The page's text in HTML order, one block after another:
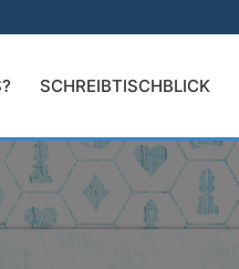
SCHREIBTISCHBLICK